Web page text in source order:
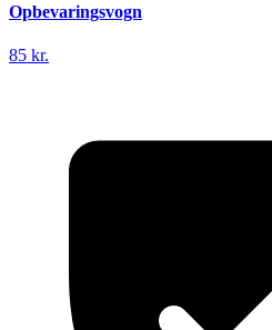
Opbevaringsvogn
85 kr.